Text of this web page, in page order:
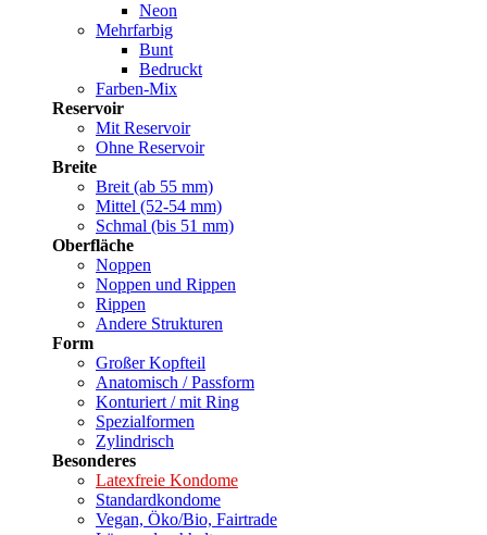
Neon
Mehrfarbig
Bunt
Bedruckt
Farben-Mix
Reservoir
Mit Reservoir
Ohne Reservoir
Breite
Breit (ab 55 mm)
Mittel (52-54 mm)
Schmal (bis 51 mm)
Oberfläche
Noppen
Noppen und Rippen
Rippen
Andere Strukturen
Form
Großer Kopfteil
Anatomisch / Passform
Konturiert / mit Ring
Spezialformen
Zylindrisch
Besonderes
Latexfreie Kondome
Standardkondome
Vegan, Öko/Bio, Fairtrade